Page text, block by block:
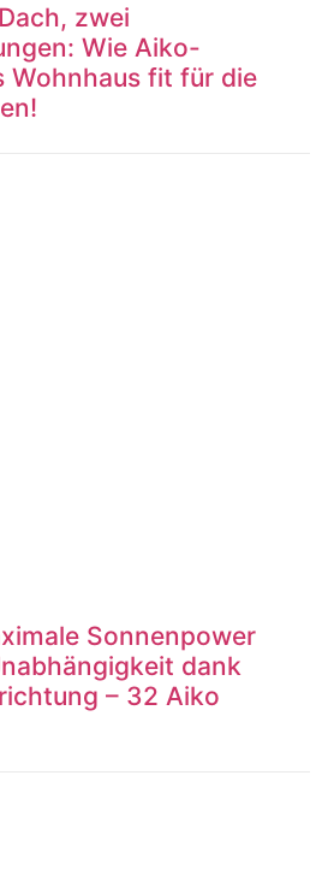
zwei
Wie Aiko-
Wohnhaus fit für die
Sonnenpower
dank
– 32 Aiko